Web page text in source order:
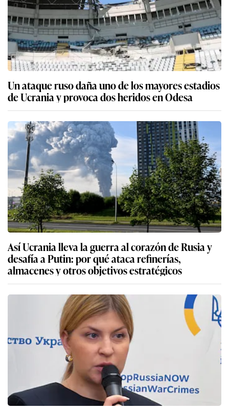
Un ataque ruso daña uno de los mayores estadios
de Ucrania y provoca dos heridos en Odesa
Así Ucrania lleva la guerra al corazón de Rusia y
desafía a Putin: por qué ataca refinerías,
almacenes y otros objetivos estratégicos